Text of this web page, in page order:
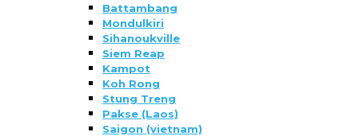
Battambang
Mondulkiri
Sihanoukville
Siem Reap
Kampot
Koh Rong
Stung Treng
Pakse (Laos)
Saigon (vietnam)